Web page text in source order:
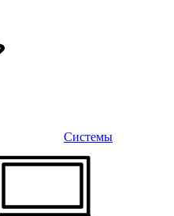
Системы